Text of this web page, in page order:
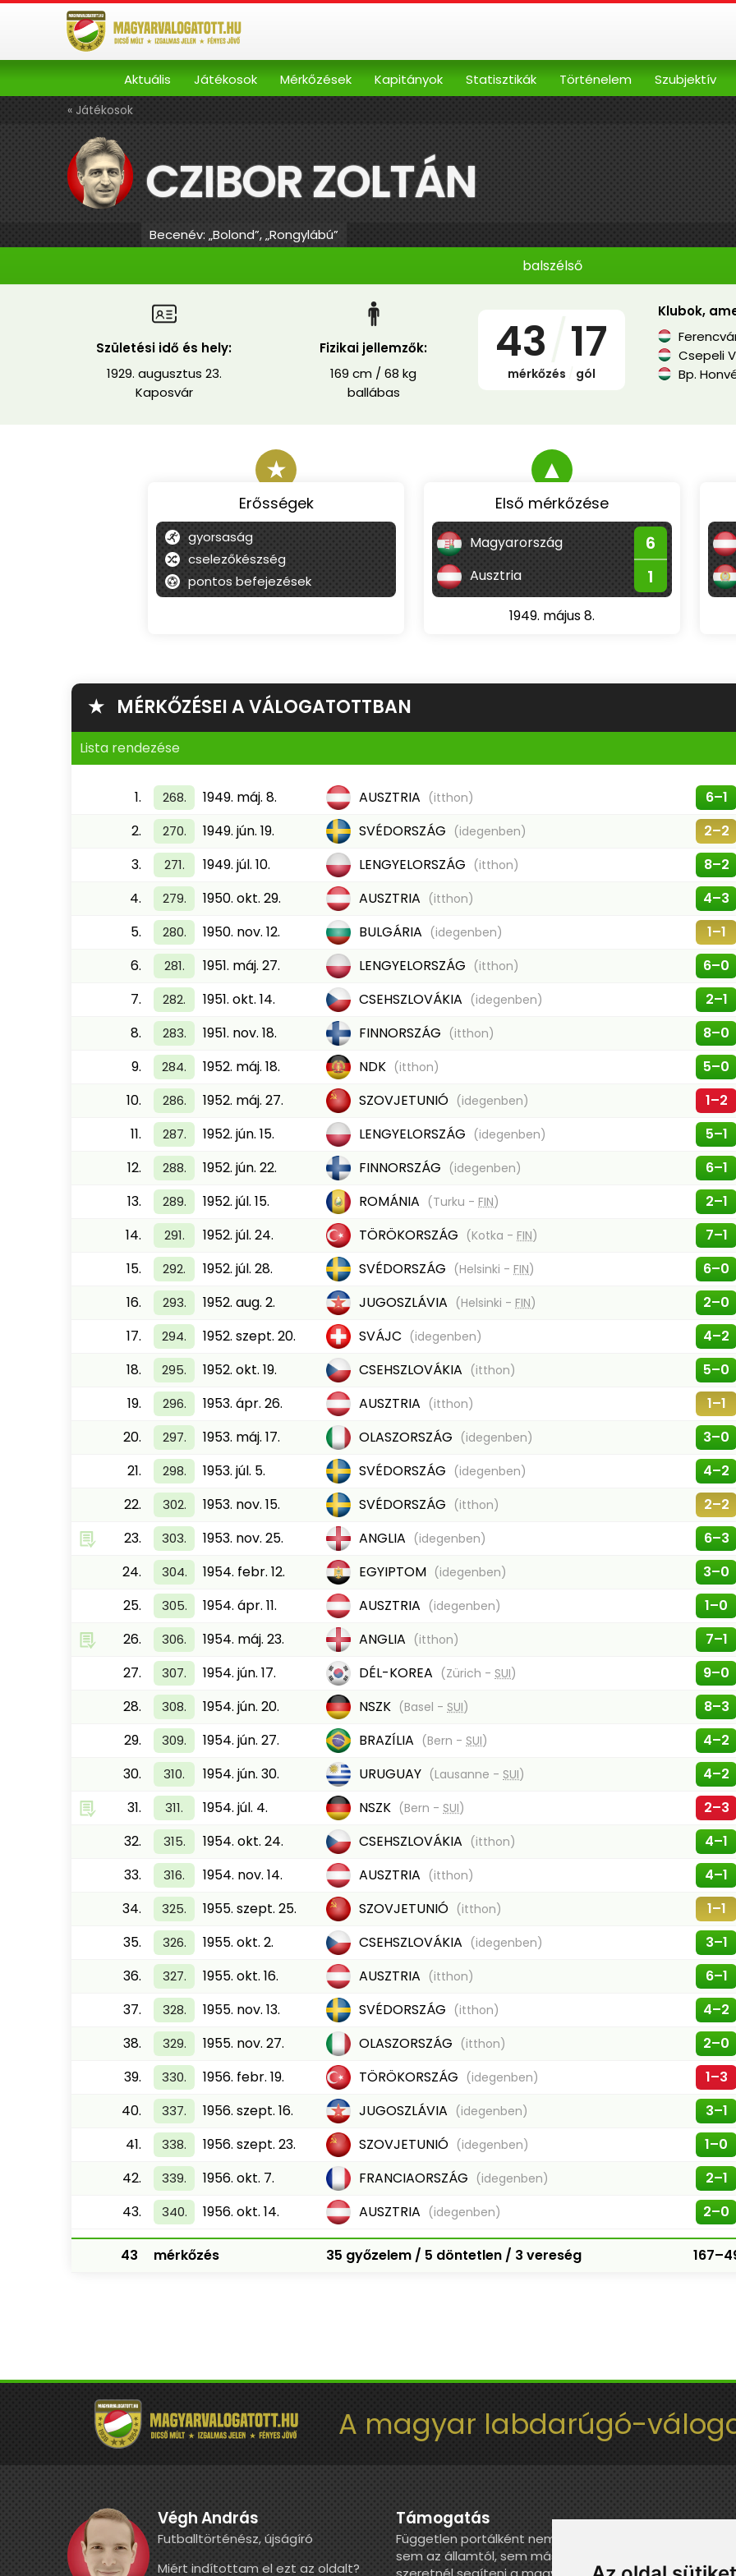
Aktuális Játékosok Mérkőzések Kapitányok Statisztikák Történelem Szubjektív
« Játékosok
CZIBOR ZOLTÁN
Becenév: „Bolond”, „Rongylábú”
balszélső
Születési idő és hely:
1929. augusztus 23.
Kaposvár
Fizikai jellemzők:
169 cm / 68 kg
ballábas
43 17
mérkőzés gól
Klubok,
Csepeli
Bp.
★
Erősségek
gyorsaság
cselezőkészség
pontos befejezések
▲
Első mérkőzése
Magyarország 6
Ausztria 1
1949. május 8.
★ MÉRKŐZÉSEI A VÁLOGATOTTBAN
Lista rendezése
1. 268. 1949. máj. 8. AUSZTRIA (itthon)
6–1
2.
270. 1949. jún. 19. SVÉDORSZÁG (idegenben)
2–2
3.
271. 1949. júl. 10. LENGYELORSZÁG (itthon)
8–2
4.
279. 1950. okt. 29. AUSZTRIA (itthon)
4–3
5.
280. 1950. nov. 12. BULGÁRIA (idegenben)
1–1
6.
281. 1951. máj. 27. LENGYELORSZÁG (itthon)
6–0
7.
282. 1951. okt. 14. CSEHSZLOVÁKIA (idegenben)
2–1
8.
283. 1951. nov. 18. FINNORSZÁG (itthon)
8–0
9.
284. 1952. máj. 18. NDK (itthon)
5–0
10.
286. 1952. máj. 27. SZOVJETUNIÓ (idegenben)
1–2
11.
287. 1952. jún. 15. LENGYELORSZÁG (idegenben)
5–1
12.
288. 1952. jún. 22. FINNORSZÁG (idegenben)
6–1
13.
289. 1952. júl. 15. ROMÁNIA (Turku - FIN)
2–1
14.
291. 1952. júl. 24. TÖRÖKORSZÁG (Kotka - FIN)
7–1
15.
292. 1952. júl. 28. SVÉDORSZÁG (Helsinki - FIN)
6–0
16.
293. 1952. aug. 2. JUGOSZLÁVIA (Helsinki - FIN)
2–0
17.
294. 1952. szept. 20. SVÁJC (idegenben)
4–2
18.
295. 1952. okt. 19. CSEHSZLOVÁKIA (itthon)
5–0
19.
296. 1953. ápr. 26. AUSZTRIA (itthon)
1–1
20.
297. 1953. máj. 17. OLASZORSZÁG (idegenben)
3–0
21.
298. 1953. júl. 5. SVÉDORSZÁG (idegenben)
4–2
22.
302. 1953. nov. 15. SVÉDORSZÁG (itthon)
2–2
23.
303. 1953. nov. 25. ANGLIA (idegenben)
6–3
24.
304. 1954. febr. 12. EGYIPTOM (idegenben)
3–0
25.
305. 1954. ápr. 11. AUSZTRIA (idegenben)
1–0
26.
306. 1954. máj. 23. ANGLIA (itthon)
7–1
27.
307. 1954. jún. 17. DÉL-KOREA (Zürich - SUI)
9–0
28.
308. 1954. jún. 20. NSZK (Basel - SUI)
8–3
29.
309. 1954. jún. 27. BRAZÍLIA (Bern - SUI)
4–2
30.
310. 1954. jún. 30. URUGUAY (Lausanne - SUI)
4–2
31.
311. 1954. júl. 4. NSZK (Bern - SUI)
2–3
32.
315. 1954. okt. 24. CSEHSZLOVÁKIA (itthon)
4–1
33.
316. 1954. nov. 14. AUSZTRIA (itthon)
4–1
34.
325. 1955. szept. 25. SZOVJETUNIÓ (itthon)
1–1
35.
326. 1955. okt. 2. CSEHSZLOVÁKIA (idegenben)
3–1
36.
327. 1955. okt. 16. AUSZTRIA (itthon)
6–1
37.
328. 1955. nov. 13. SVÉDORSZÁG (itthon)
4–2
38.
329. 1955. nov. 27. OLASZORSZÁG (itthon)
2–0
39.
330. 1956. febr. 19. TÖRÖKORSZÁG (idegenben)
1–3
40.
337. 1956. szept. 16. JUGOSZLÁVIA (idegenben)
3–1
41.
338. 1956. szept. 23. SZOVJETUNIÓ (idegenben)
1–0
42.
339. 1956. okt. 7. FRANCIAORSZÁG (idegenben)
2–1
43.
340. 1956. okt. 14. AUSZTRIA (idegenben) 2–0
43 mérkőzés 35 győzelem / 5 döntetlen / 3 vereség
A magyar labdarúgó-
Végh András
Futballtörténész, újságíró
Miért indítottam el ezt az oldalt?
Támogatás
Független portálként nem kapunk juttatást
sem az államtól, sem más szervezettől. Ha